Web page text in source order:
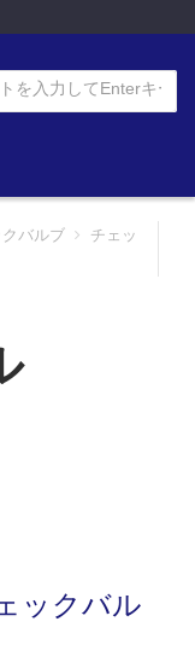
バルブ
チェッ
ックバル